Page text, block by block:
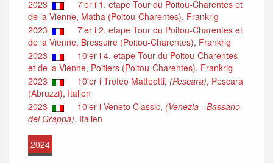
2023
7'er i 1. etape Tour du Poitou-Charentes et
de la Vienne, Matha (Poitou-Charentes), Frankrig
2023
7'er i 2. etape Tour du Poitou-Charentes et
de la Vienne, Bressuire (Poitou-Charentes), Frankrig
2023
10'er i 4. etape Tour du Poitou-Charentes
et de la Vienne, Poitiers (Poitou-Charentes), Frankrig
2023
10'er i Trofeo Matteotti, (Pescara), Pescara
(Abruzzi), Italien
2023
10'er i Veneto Classic, (Venezia - Bassano
del Grappa), Italien
2024